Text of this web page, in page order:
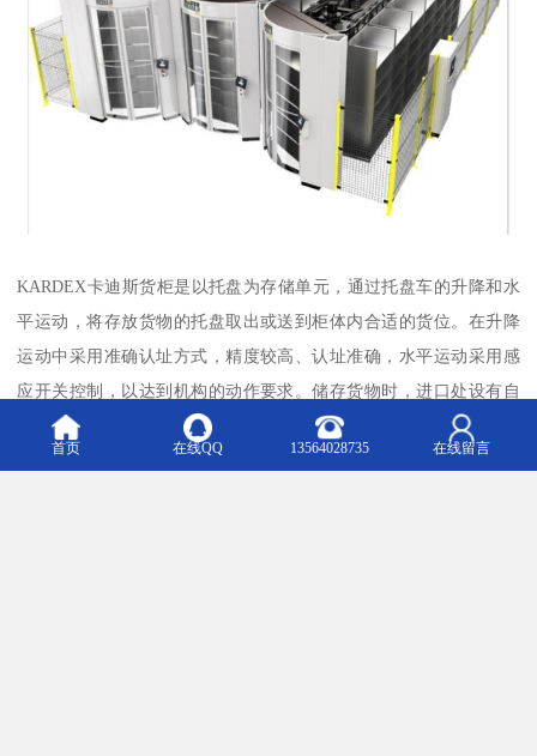
KARDEX卡迪斯货柜是以托盘为存储单元，通过托盘车的升降和水
平运动，将存放货物的托盘取出或送到柜体内合适的货位。在升降
运动中采用准确认址方式，精度较高、认址准确，水平运动采用感
应开关控制，以达到机构的动作要求。储存货物时，进口处设有自
动测高装置，检测所存物品的高度，自动路径优化和寻找存储位
置，自动、合理的安排柜体内存储空间。实现智能化管理，真正实
首页 在线QQ 13564028735 在线留言